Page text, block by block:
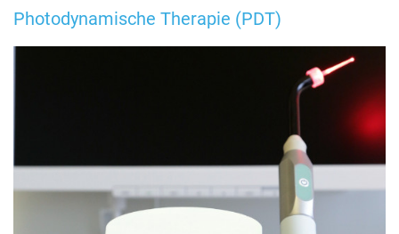
Photodynamische Therapie (PDT)